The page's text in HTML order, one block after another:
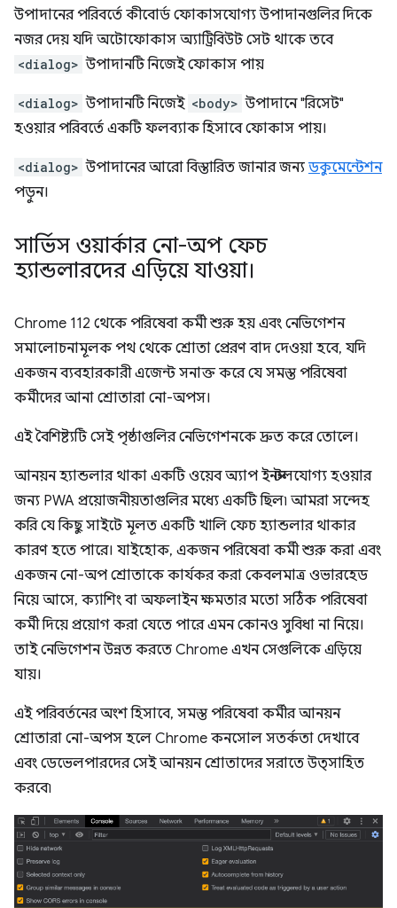
উপাদানের পরিবর্তে কীবোর্ড ফোকাসযোগ্য উপাদানগুলির দিকে
নজর দেয় যদি অটোফোকাস অ্যাট্রিবিউট সেট থাকে তবে
<dialog> উপাদানটি নিজেই ফোকাস পায়
<dialog> উপাদানটি নিজেই <body> উপাদানে "রিসেট"
হওয়ার পরিবর্তে একটি ফলব্যাক হিসাবে ফোকাস পায়।
<dialog> উপাদানের আরো বিস্তারিত জানার জন্য ডকুমেন্টেশন
পড়ুন।
সার্ভিস ওয়ার্কার নো-অপ ফেচ
হ্যান্ডলারদের এড়িয়ে যাওয়া।
Chrome 112 থেকে পরিষেবা কর্মী শুরু হয় এবং নেভিগেশন
সমালোচনামূলক পথ থেকে শ্রোতা প্রেরণ বাদ দেওয়া হবে, যদি
একজন ব্যবহারকারী এজেন্ট সনাক্ত করে যে সমস্ত পরিষেবা
কর্মীদের আনা শ্রোতারা নো-অপস।
এই বৈশিষ্ট্যটি সেই পৃষ্ঠাগুলির নেভিগেশনকে দ্রুত করে তোলে।
আনয়ন হ্যান্ডলার থাকা একটি ওয়েব অ্যাপ ইনস্টলযোগ্য হওয়ার
জন্য PWA প্রয়োজনীয়তাগুলির মধ্যে একটি ছিল৷ আমরা সন্দেহ
করি যে কিছু সাইটে মূলত একটি খালি ফেচ হ্যান্ডলার থাকার
কারণ হতে পারে। যাইহোক, একজন পরিষেবা কর্মী শুরু করা এবং
একজন নো-অপ শ্রোতাকে কার্যকর করা কেবলমাত্র ওভারহেড
নিয়ে আসে, ক্যাশিং বা অফলাইন ক্ষমতার মতো সঠিক পরিষেবা
কর্মী দিয়ে প্রয়োগ করা যেতে পারে এমন কোনও সুবিধা না নিয়ে।
তাই নেভিগেশন উন্নত করতে Chrome এখন সেগুলিকে এড়িয়ে
যায়।
এই পরিবর্তনের অংশ হিসাবে, সমস্ত পরিষেবা কর্মীর আনয়ন
শ্রোতারা নো-অপস হলে Chrome কনসোল সতর্কতা দেখাবে
এবং ডেভেলপারদের সেই আনয়ন শ্রোতাদের সরাতে উত্সাহিত
করবে৷